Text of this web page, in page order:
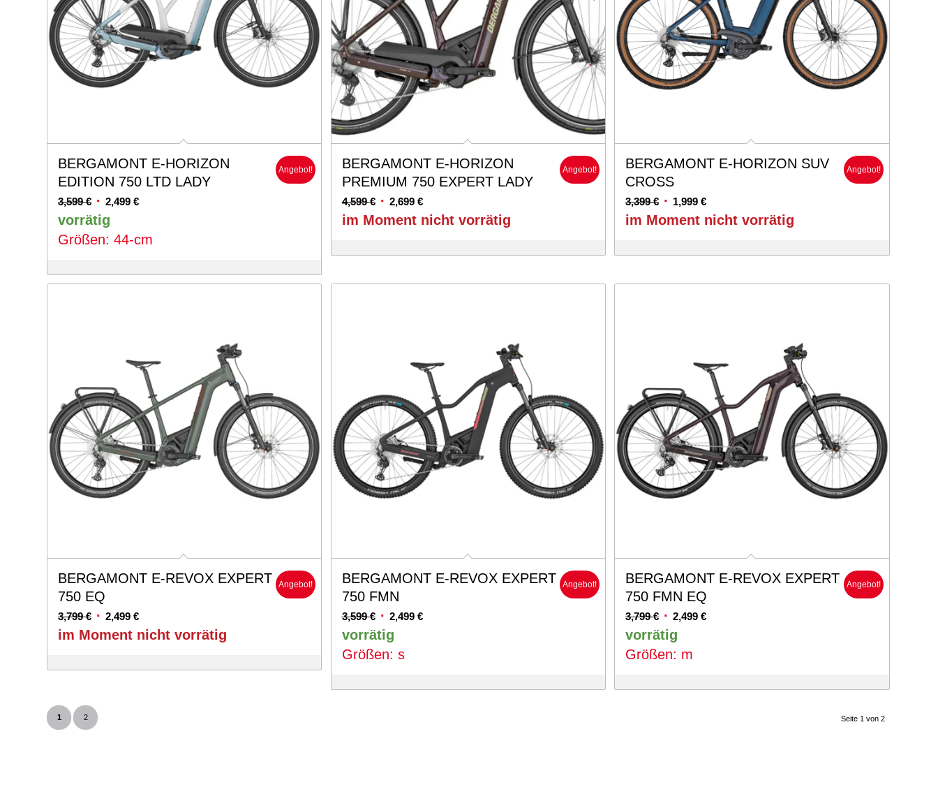
BERGAMONT E-HORIZON
EDITION 750 LTD LADY
3,599€ Ursprünglicher
Preis
war:
3,599 €
2,499 €Aktueller
2,499 €.
vorrätig
Größen: 44-cm
Angebot!
BERGAMONT E-HORIZON
PREMIUM 750 EXPERT LADY
4,599€ Ursprünglicher
Preis
2,699 €Aktueller
Preis
im Moment nicht vorrätig
Angebot!
BERGAMONT E-HORIZON SUV
CROSS
3,399€ Ursprünglicher
Preis
1,999€Aktueller
Preis
im Moment nicht vorrätig
Angebot!
BERGAMONT E-REVOX EXPERT
750 EQ
3,799€ Ursprünglicher
Preis
2,499 €Aktueller
Preis
im Moment nicht vorrätig
Angebot!
BERGAMONT E-REVOX EXPERT
750 FMN
3,599€ Ursprünglicher
Preis
war:
3,599 €
2,499 €Aktueller
vorrätig
Größen: s
Angebot!
BERGAMONT E-REVOX EXPERT
750 FMN EQ
3,799€ Ursprünglicher
Preis
war:
3,799 €
2,499€Aktueller
vorrätig
Größen: m
Angebot!
Seite 1 von 2
1 2